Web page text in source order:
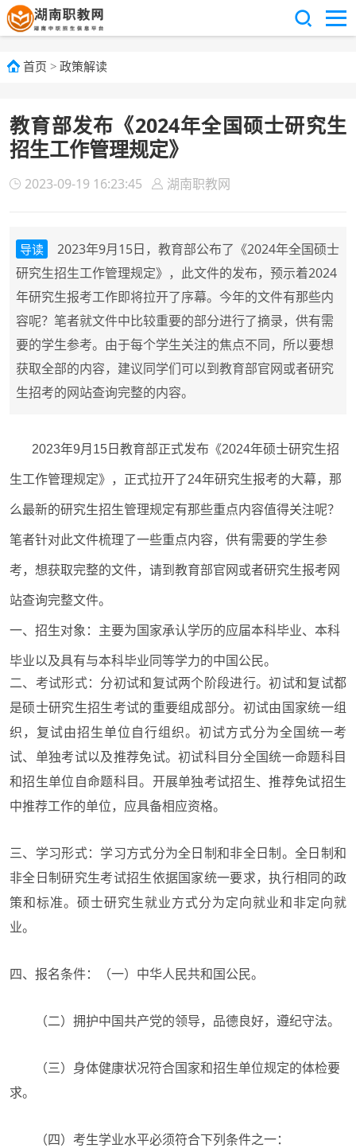
首页 > 政策解读
教育部发布《2024年全国硕士研究生
招生工作管理规定》
2023-09-19 16:23:45 湖南职教网
导读
2023年9月15日，教育部公布了《2024年全国硕士
研究生招生工作管理规定》，此文件的发布，预示着2024
年研究生报考工作即将拉开了序幕。今年的文件有那些内
容呢？笔者就文件中比较重要的部分进行了摘录，供有需
要的学生参考。由于每个学生关注的焦点不同，所以要想
获取全部的内容，建议同学们可以到教育部官网或者研究
生招考的网站查询完整的内容。
2023年9月15日教育部正式发布《2024年硕士研究生招
生工作管理规定》，正式拉开了24年研究生报考的大幕，那
么最新的研究生招生管理规定有那些重点内容值得关注呢？
笔者针对此文件梳理了一些重点内容，供有需要的学生参
考，想获取完整的文件，请到教育部官网或者研究生报考网
站查询完整文件。
一、招生对象： 主要为国家承认学历的应届本科毕业、本科
毕业以及具有与本科毕业同等学力的中国公民。
二、考试形式：
分初试和复试两个阶段进行。初试和复试都
是硕士研究生招生考试的重要组成部分。初试由国家统一组
织，复试由招生单位自行组织。 初试方式分为全国统一考
试、单独考试以及推荐免试。初试科目分全国统一命题科目
和招生单位自命题科目。开展单独考试招生、推荐免试招生
中推荐工作的单位，应具备相应资格。
三、学习形式： 学习方式分为全日制和非全日制。全日制和
非全日制研究生考试招生依据国家统一要求，执行相同的政
策和标准。硕士研究生就业方式分为定向就业和非定向就
业。
四、报名条件： （一）中华人民共和国公民。
（二）拥护中国共产党的领导，品德良好，遵纪守法。
（三）身体健康状况符合国家和招生单位规定的体检要
求。
（四）考生学业水平必须符合下列条件之一：